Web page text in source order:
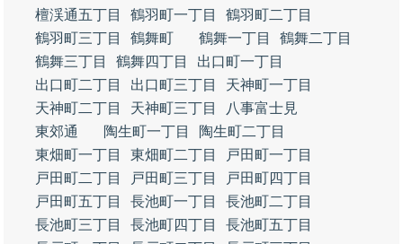
檀渓通五丁目
鶴羽町一丁目
鶴羽町二丁目
鶴羽町三丁目
鶴舞町 鶴舞一丁目
鶴舞二丁目
鶴舞三丁目
鶴舞四丁目
出口町一丁目
出口町二丁目
出口町三丁目
天神町一丁目
天神町二丁目
天神町三丁目
八事富士見
東郊通
陶生町一丁目
陶生町二丁目
東畑町一丁目
東畑町二丁目
戸田町一丁目
戸田町二丁目
戸田町三丁目
戸田町四丁目
戸田町五丁目
長池町一丁目
長池町二丁目
長池町三丁目
長池町四丁目
長池町五丁目